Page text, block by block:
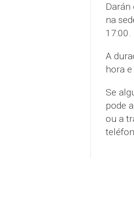
Darán
na
17:00.
A
hora
Se
pode
ou a